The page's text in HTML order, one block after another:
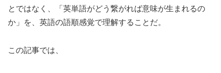
とではなく、「英単語がどう繋がれば意味が生まれるの
か」を、英語の語順感覚で理解することだ。
この記事では、